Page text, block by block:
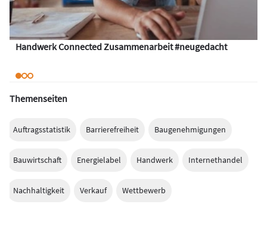
Handwerk Connected Zusammenarbeit #neugedacht
Themenseiten
Auftragsstatistik Barrierefreiheit Baugenehmigungen
Bauwirtschaft Energielabel Handwerk Internethandel
Nachhaltigkeit Verkauf Wettbewerb